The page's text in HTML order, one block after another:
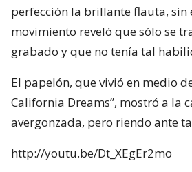
perfección la brillante flauta, sin
movimiento reveló que sólo se
grabado y que no tenía tal
El papelón, que vivió en medio
California Dreams”, mostró a la
avergonzada, pero riendo ante
http://youtu.be/Dt_XEgEr2mo